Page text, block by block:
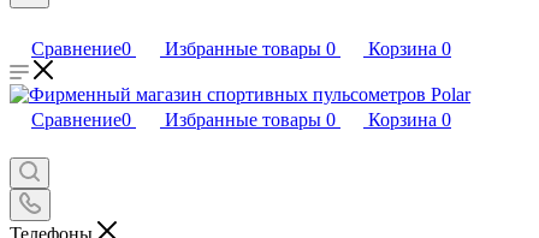
Сравнение0 Избранные товары 0 Корзина 0
Сравнение0 Избранные товары 0 Корзина 0
Телефоны